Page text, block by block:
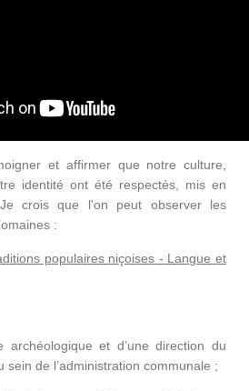
et affirmer que notre culture,
identité ont été respectés, mis en
crois que l'on peut observer les
:
populaires niçoises - Langue et
archéologique et d’une direction du
sein de l’administration communale ;